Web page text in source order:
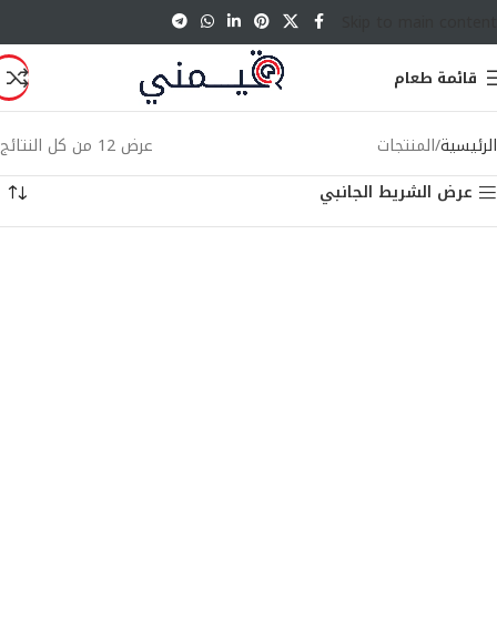
قائمة طعام
الرئيسية المنتجات
عرض ⁦12⁩ من كل النتائج
عرض الشريط الجانبي